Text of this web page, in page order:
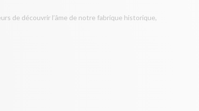
de découvrir l’âme de notre fabrique historique,